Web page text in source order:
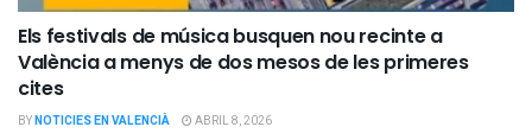
Els festivals de música busquen nou recinte a
València a menys de dos mesos de les primeres
cites
BYNOTICIES EN VALENCIÀ ABRIL 8, 2026